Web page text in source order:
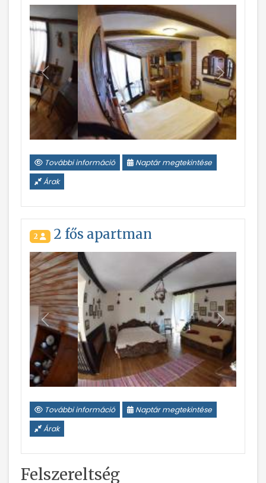
Vissza
További információ
Naptár megtekintése
Árak
2 2 fős apartman
Vissza
További információ
Naptár megtekintése
Árak
Felszereltség